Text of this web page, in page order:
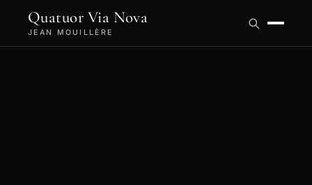
Quatuor Via Nova
JEAN MOUILLÈRE